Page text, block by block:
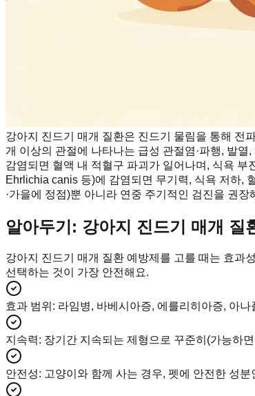
강아지 진드기 매개 질환은 진드기 물림을 통해 전
개 이상의 관절에 나타나는 급성 관절염·파행, 발
감염되면 혈액 내 적혈구 파괴가 일어나며, 식욕 부
Ehrlichia canis 등)에 감염되면 무기력, 식욕 저하,
·가을에 정점)뿐 아니라 연중 주기적인 검진을 권
알아두기: 강아지 진드기 매개 질
강아지 진드기 매개 질환 예방제를 고를 때는 효과
선택하는 것이 가장 안전해요.
효과 범위 : 라임병, 바베시아증, 에를리히아증, 아
지속력: 장기간 지속되는 제형으로 꾸준히(가능하
안전성: 고양이와 함께 사는 경우, 펫에 안전한 성